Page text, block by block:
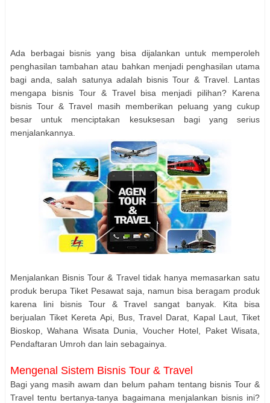
Ada berbagai bisnis yang bisa dijalankan untuk memperoleh
penghasilan tambahan atau bahkan menjadi penghasilan utama
bagi anda, salah satunya adalah bisnis Tour & Travel. Lantas
mengapa bisnis Tour & Travel bisa menjadi pilihan? Karena
bisnis Tour & Travel masih memberikan peluang yang cukup
besar untuk menciptakan kesuksesan bagi yang serius
menjalankannya.
Menjalankan Bisnis Tour & Travel tidak hanya memasarkan satu
produk berupa Tiket Pesawat saja, namun bisa beragam produk
karena lini bisnis Tour & Travel sangat banyak. Kita bisa
berjualan Tiket Kereta Api, Bus, Travel Darat, Kapal Laut, Tiket
Bioskop, Wahana Wisata Dunia, Voucher Hotel, Paket Wisata,
Pendaftaran Umroh dan lain sebagainya.
Mengenal Sistem Bisnis Tour & Travel
Bagi yang masih awam dan belum paham tentang bisnis Tour &
Travel tentu bertanya-tanya bagaimana menjalankan bisnis ini?